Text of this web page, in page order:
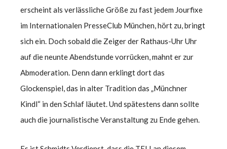
erscheint als verlässliche Größe zu fast jedem Jourfixe
im Internationalen PresseClub München, hört zu, bringt
sich ein. Doch sobald die Zeiger der Rathaus-Uhr Uhr
auf die neunte Abendstunde vorrücken, mahnt er zur
Abmoderation. Denn dann erklingt dort das
Glockenspiel, das in alter Tradition das „Münchner
Kindl“ in den Schlaf läutet. Und spätestens dann sollte
auch die journalistische Veranstaltung zu Ende gehen.